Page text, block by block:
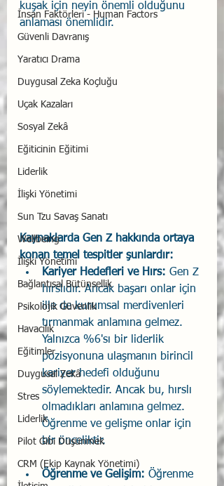
İnsan Faktörleri - Human Factors
Güvenli Davranış
Yaratıcı Drama
Duygusal Zeka Koçluğu
Uçak Kazaları
Sosyal Zekâ
Eğiticinin Eğitimi
Liderlik
İlişki Yönetimi
Sun Tzu Savaş Sanatı
Wellbeing
İlişki Yönetimi
Bağlantısal Bütünsellik
Psikolojik Güvenlik
Havacılık
Eğitimler
Duygusal Zekâ
Stres
Liderlik
Pilot Gibi Düşünmek
CRM (Ekip Kaynak Yönetimi)
kuşak için neyin önemli olduğunu
anlaması önemlidir.
Kaynaklarda Gen Z hakkında ortaya
konan temel tespitler şunlardır:
Kariyer Hedefleri ve Hırs: Gen Z
hırslıdır. Ancak başarı onlar için
ille de kurumsal merdivenleri
tırmanmak anlamına gelmez.
Yalnızca %6'sı bir liderlik
pozisyonuna ulaşmanın birincil
kariyer hedefi olduğunu
söylemektedir. Ancak bu, hırslı
olmadıkları anlamına gelmez.
Öğrenme ve gelişme onlar için
bir önceliktir.
Öğrenme ve Gelişim: Öğrenme